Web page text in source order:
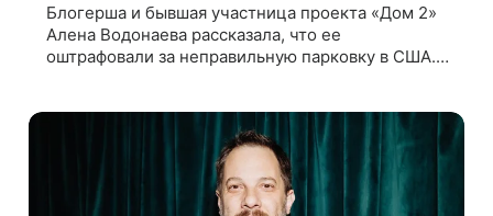
Блогерша и бывшая участница проекта «Дом 2»
Алена Водонаева рассказала, что ее
оштрафовали за неправильную парковку в США.